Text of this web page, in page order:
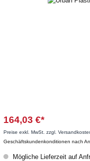
164,03 €*
Preise exkl. MwSt. zzgl.
Geschäftskundenkonditionen nach
Mögliche Lieferzeit auf